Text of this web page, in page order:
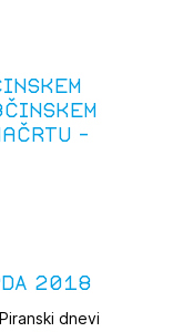
-
2018
dnevi